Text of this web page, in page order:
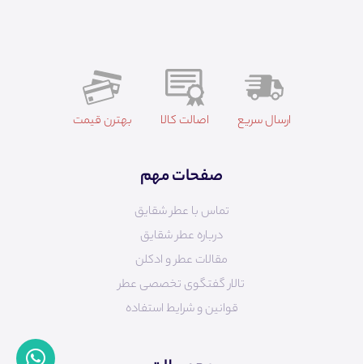
ارسال سریع اصالت کالا بهترن قیمت
صفحات مهم
تماس با عطر شقایق
درباره عطر شقایق
مقالات عطر و ادکلن
تالار گفتگوی تخصصی عطر
قوانین و شرایط استفاده